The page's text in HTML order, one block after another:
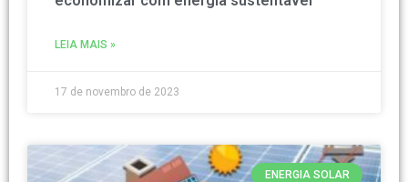
LEIA MAIS »
17 de novembro de 2023
ENERGIA SOLAR